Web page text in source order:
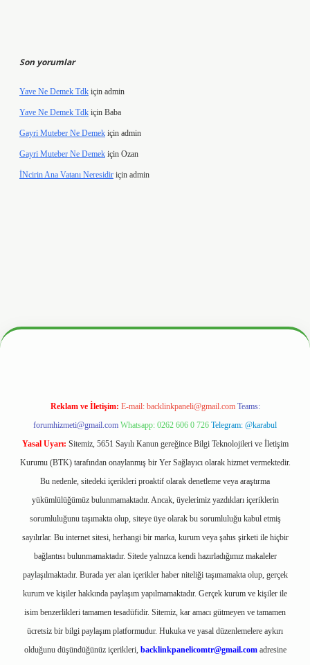
Son yorumlar
Yave Ne Demek Tdk için admin
Yave Ne Demek Tdk için Baba
Gayri Muteber Ne Demek için admin
Gayri Muteber Ne Demek için Ozan
İNcirin Ana Vatanı Neresidir için admin
Reklam ve İletişim: E-mail: backlinkpaneli@gmail.com Teams:
forumhizmeti@gmail.com Whatsapp: 0262 606 0 726 Telegram: @karabul
Yasal Uyarı: Sitemiz, 5651 Sayılı Kanun gereğince Bilgi Teknolojileri ve İletişim
Kurumu (BTK) tarafından onaylanmış bir Yer Sağlayıcı olarak hizmet vermektedir.
Bu nedenle, sitedeki içerikleri proaktif olarak denetleme veya araştırma
yükümlülüğümüz bulunmamaktadır. Ancak, üyelerimiz yazdıkları içeriklerin
sorumluluğunu taşımakta olup, siteye üye olarak bu sorumluluğu kabul etmiş
sayılırlar. Bu internet sitesi, herhangi bir marka, kurum veya şahıs şirketi ile hiçbir
bağlantısı bulunmamaktadır. Sitede yalnızca kendi hazırladığımız makaleler
paylaşılmaktadır. Burada yer alan içerikler haber niteliği taşımamakta olup, gerçek
kurum ve kişiler hakkında paylaşım yapılmamaktadır. Gerçek kurum ve kişiler ile
isim benzerlikleri tamamen tesadüfidir. Sitemiz, kar amacı gütmeyen ve tamamen
ücretsiz bir bilgi paylaşım platformudur. Hukuka ve yasal düzenlemelere aykırı
olduğunu düşündüğünüz içerikleri, backlinkpanelicomtr@gmail.comadresine